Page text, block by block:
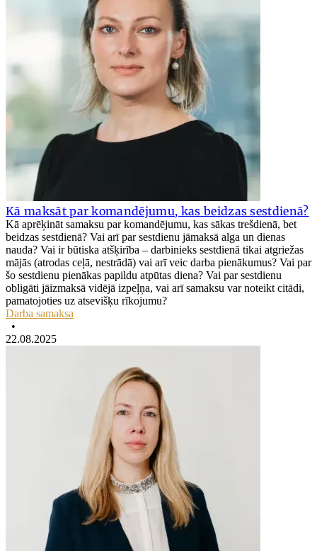
Kā maksāt par komandējumu, kas beidzas sestdienā?
Kā aprēķināt samaksu par komandējumu, kas sākas trešdienā, bet
beidzas sestdienā? Vai arī par sestdienu jāmaksā alga un dienas
nauda? Vai ir būtiska atšķirība – darbinieks sestdienā tikai atgriežas
mājās (atrodas ceļā, nestrādā) vai arī veic darba pienākumus? Vai par
šo sestdienu pienākas papildu atpūtas diena? Vai par sestdienu
obligāti jāizmaksā vidējā izpeļņa, vai arī samaksu var noteikt citādi,
pamatojoties uz atsevišķu rīkojumu?
Darba samaksa
•
22.08.2025